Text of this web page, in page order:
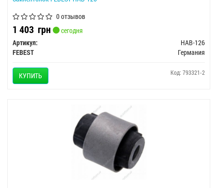
0 отзывов
1 403 грн
сегодня
Артикул:
HAB-126
FEBEST
Германия
КУПИТЬ Код: 793321-2